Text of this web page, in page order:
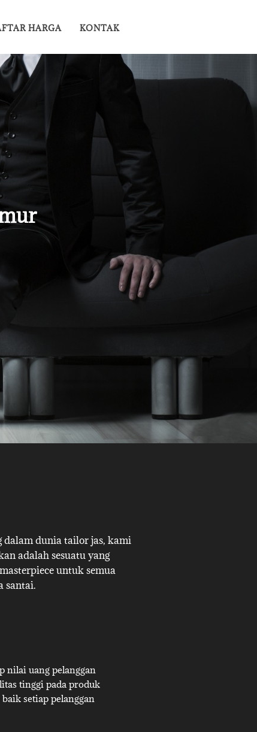
HARGA KONTAK
dalam dunia tailor jas, kami
adalah sesuatu yang
untuk semua
santai.
nilai uang pelanggan
tinggi pada produk
setiap pelanggan